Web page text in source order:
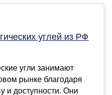
углей из РФ
угли занимают
рынке благодаря
и доступности. Они